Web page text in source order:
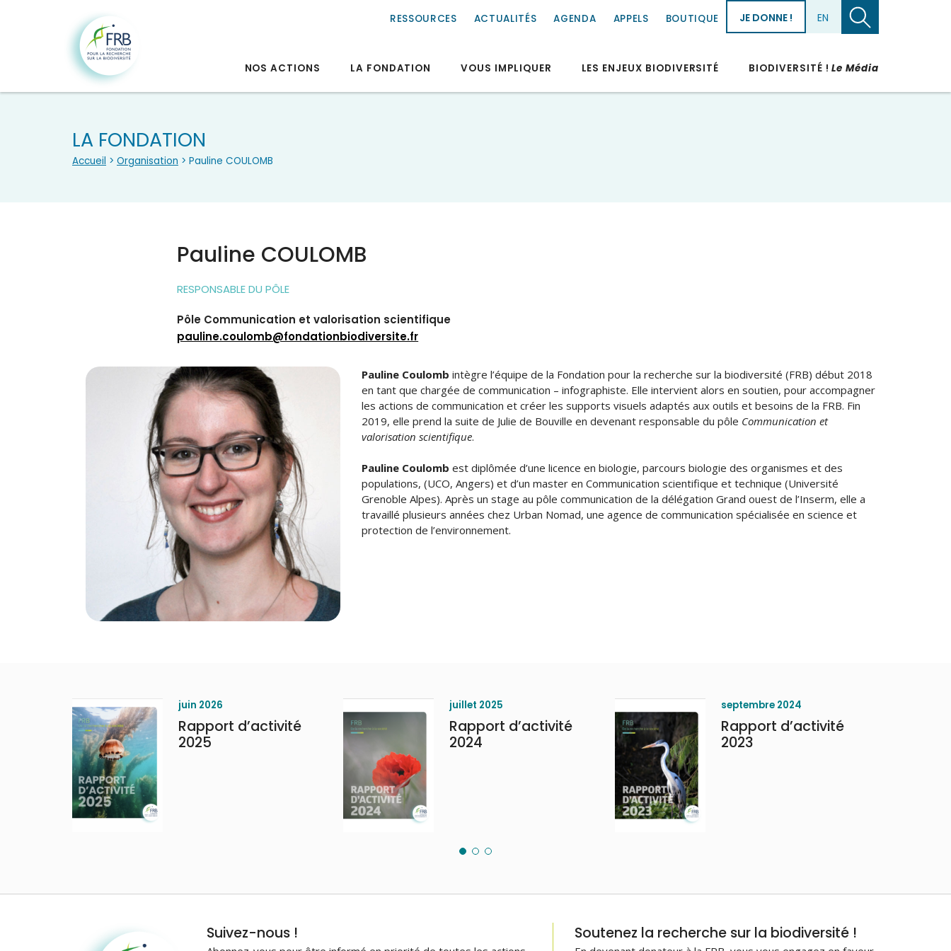
RESSOURCES ACTUALITÉS AGENDA APPELS BOUTIQUE JE DONNE ! EN
NOS ACTIONS LA FONDATION VOUS IMPLIQUER LES ENJEUX BIODIVERSITÉ BIODIVERSITÉ !Le Média
LA FONDATION
Accueil > Organisation > Pauline COULOMB
Pauline COULOMB
RESPONSABLE DU PÔLE
Pôle Communication et valorisation scientifique
pauline.coulomb@fondationbiodiversite.fr
Pauline Coulomb intègre l’équipe de la Fondation pour la recherche sur la biodiversité (FRB) début 2018
en tant que chargée de communication – infographiste. Elle intervient alors en soutien, pour accompagner
les actions de communication et créer les supports visuels adaptés aux outils et besoins de la FRB. Fin
2019, elle prend la suite de Julie de Bouville en devenant responsable du pôle Communication et
valorisation scientifique.
Pauline Coulomb est diplômée d’une licence en biologie, parcours biologie des organismes et des
populations, (UCO, Angers) et d’un master en Communication scientifique et technique (Université
Grenoble Alpes). Après un stage au pôle communication de la délégation Grand ouest de l’Inserm, elle a
travaillé plusieurs années chez Urban Nomad, une agence de communication spécialisée en science et
protection de l’environnement.
juin 2026
Rapport d’activité
2025
juillet 2025
Rapport d’activité
2024
septembre 2024
Rapport d’activité
2023
Fondation pour la
recherche sur la
Suivez-nous ! Soutenez la recherche sur la biodiversité !